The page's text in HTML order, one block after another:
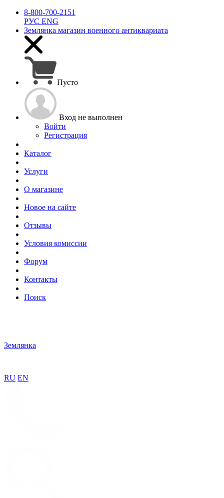
8-800-700-2151
РУС ENG
Землянка магазин военного антиквариата
Пусто
Вход не выполнен
Войти
Регистрация
Каталог
Услуги
О магазине
Новое на сайте
Отзывы
Условия комиссии
Форум
Контакты
Поиск
Землянка
RU EN